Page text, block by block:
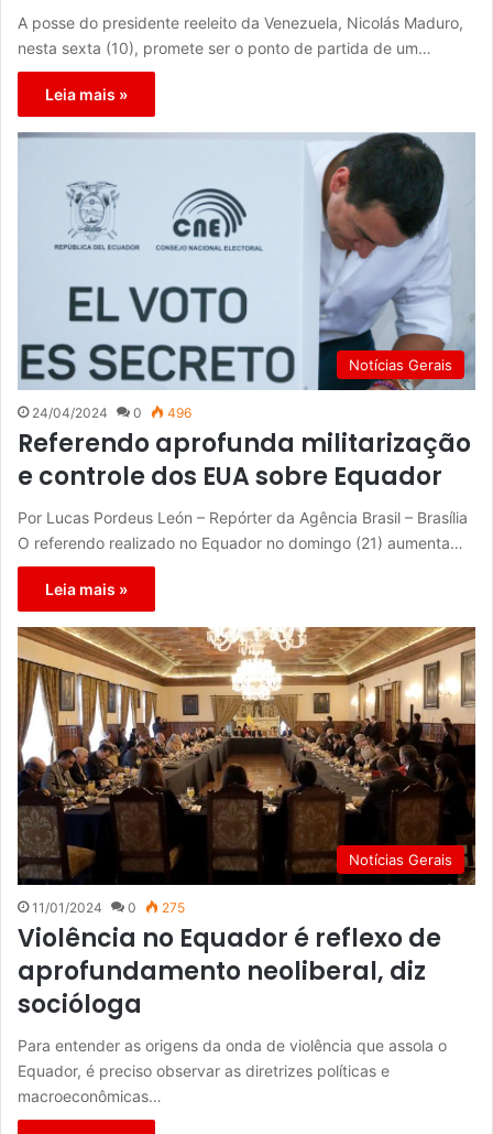
A posse do presidente reeleito da Venezuela, Nicolás Maduro,
nesta sexta (10), promete ser o ponto de partida de um…
Leia mais »
Notícias Gerais
24/04/2024 0 496
Referendo aprofunda militarização
e controle dos EUA sobre Equador
Por Lucas Pordeus León – Repórter da Agência Brasil – Brasília
O referendo realizado no Equador no domingo (21) aumenta…
Leia mais »
Notícias Gerais
11/01/2024 0 275
Violência no Equador é reflexo de
aprofundamento neoliberal, diz
socióloga
Para entender as origens da onda de violência que assola o
Equador, é preciso observar as diretrizes políticas e
macroeconômicas…